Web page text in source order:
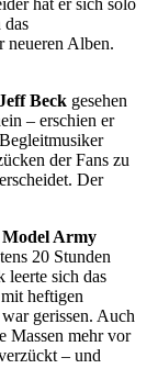
hat er sich solo
das
neueren Alben.
Beckgesehen
– erschien er
der Fans zu
Der
Army
20 Stunden
sich das
heftigen
gerissen. Auch
Massen mehr vor
– und